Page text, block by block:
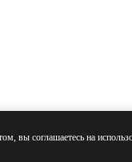
вы соглашаетесь на